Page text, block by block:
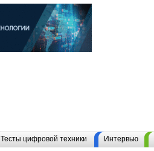
Тесты цифровой техники Интервью